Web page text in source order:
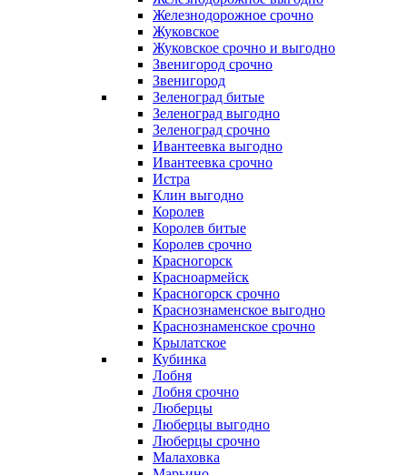
Железнодорожное срочно
Жуковское
Жуковское срочно и выгодно
Звенигород срочно
Звенигород
Зеленоград битые
Зеленоград выгодно
Зеленоград срочно
Ивантеевка выгодно
Ивантеевка срочно
Истра
Клин выгодно
Королев
Королев битые
Королев срочно
Красногорск
Красноармейск
Красногорск срочно
Краснознаменское выгодно
Краснознаменское срочно
Крылатское
Кубинка
Лобня
Лобня срочно
Люберцы
Люберцы выгодно
Люберцы срочно
Малаховка